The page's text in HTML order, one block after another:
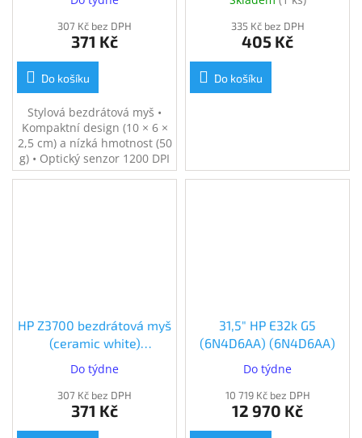
307 Kč bez DPH
371 Kč
Do košíku
Stylová bezdrátová myš •
Kompaktní design (10 × 6 ×
2,5 cm) a nízká hmotnost (50
g) • Optický senzor 1200 DPI
• Bezdrátový USB "nano"
335 Kč bez DPH
405 Kč
Do košíku
HP Z3700 bezdrátová myš
(ceramic white)
Do týdne
307 Kč bez DPH
371 Kč
31,5" HP E32k G5
(6N4D6AA) (6N4D6AA)
Do týdne
10 719 Kč bez DPH
12 970 Kč